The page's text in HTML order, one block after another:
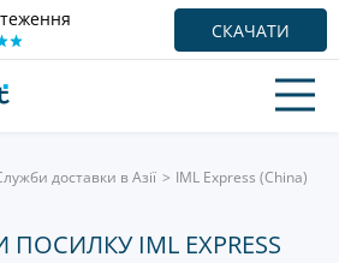
СКАЧАТИ
доставки в Азії IML Express (China)
IML EXPRESS